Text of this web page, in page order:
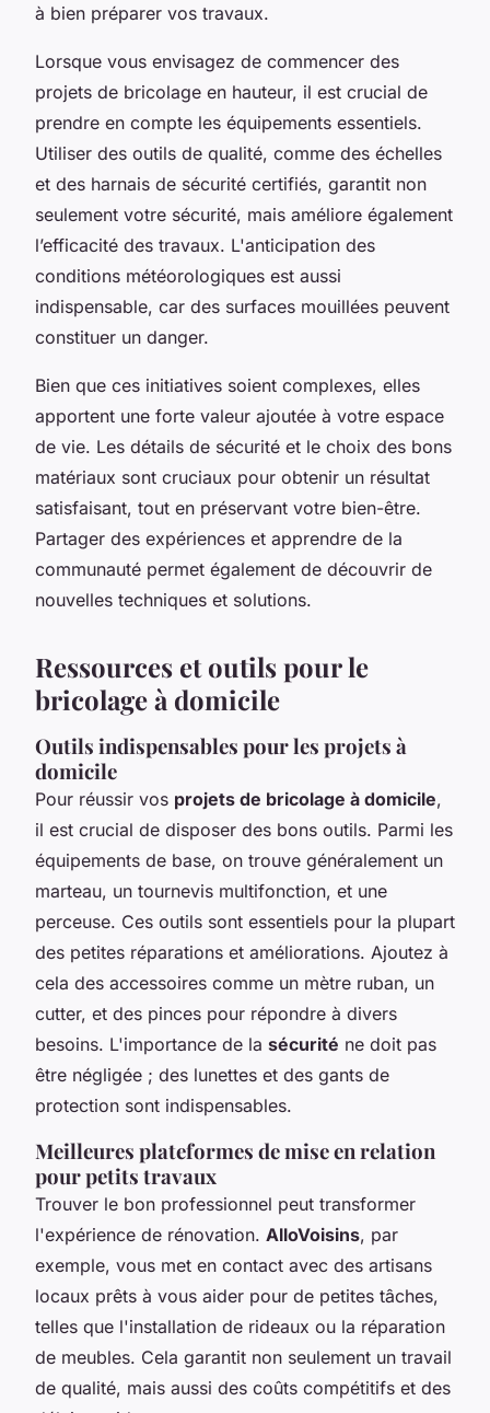
à bien préparer vos travaux.
Lorsque vous envisagez de commencer des
projets de bricolage en hauteur, il est crucial de
prendre en compte les équipements essentiels.
Utiliser des outils de qualité, comme des échelles
et des harnais de sécurité certifiés, garantit non
seulement votre sécurité, mais améliore également
l’efficacité des travaux. L'anticipation des
conditions météorologiques est aussi
indispensable, car des surfaces mouillées peuvent
constituer un danger.
Bien que ces initiatives soient complexes, elles
apportent une forte valeur ajoutée à votre espace
de vie. Les détails de sécurité et le choix des bons
matériaux sont cruciaux pour obtenir un résultat
satisfaisant, tout en préservant votre bien-être.
Partager des expériences et apprendre de la
communauté permet également de découvrir de
nouvelles techniques et solutions.
Ressources et outils pour le
bricolage à domicile
Outils indispensables pour les projets à
domicile
Pour réussir vos projets de bricolage à domicile,
il est crucial de disposer des bons outils. Parmi les
équipements de base, on trouve généralement un
marteau, un tournevis multifonction, et une
perceuse. Ces outils sont essentiels pour la plupart
des petites réparations et améliorations. Ajoutez à
cela des accessoires comme un mètre ruban, un
cutter, et des pinces pour répondre à divers
besoins. L'importance de la sécurité ne doit pas
être négligée ; des lunettes et des gants de
protection sont indispensables.
Meilleures plateformes de mise en relation
pour petits travaux
Trouver le bon professionnel peut transformer
l'expérience de rénovation. AlloVoisins, par
exemple, vous met en contact avec des artisans
locaux prêts à vous aider pour de petites tâches,
telles que l'installation de rideaux ou la réparation
de meubles. Cela garantit non seulement un travail
de qualité, mais aussi des coûts compétitifs et des